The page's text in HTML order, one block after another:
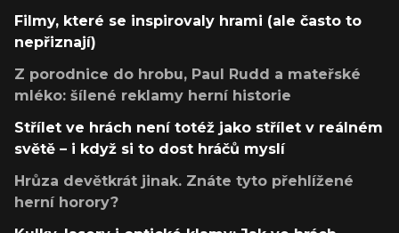
Filmy, které se inspirovaly hrami (ale často to
nepřiznají)
Z porodnice do hrobu, Paul Rudd a mateřské
mléko: šílené reklamy herní historie
Střílet ve hrách není totéž jako střílet v reálném
světě – i když si to dost hráčů myslí
Hrůza devětkrát jinak. Znáte tyto přehlížené
herní horory?